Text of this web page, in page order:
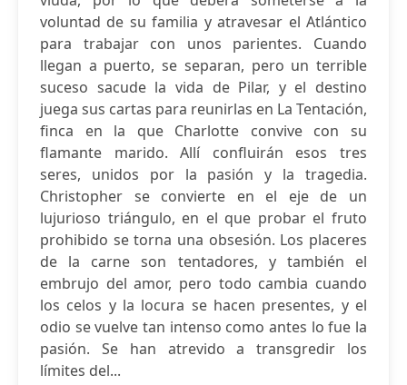
voluntad de su familia y atravesar el Atlántico
para trabajar con unos parientes. Cuando
llegan a puerto, se separan, pero un terrible
suceso sacude la vida de Pilar, y el destino
juega sus cartas para reunirlas en La Tentación,
finca en la que Charlotte convive con su
flamante marido. Allí confluirán esos tres
seres, unidos por la pasión y la tragedia.
Christopher se convierte en el eje de un
lujurioso triángulo, en el que probar el fruto
prohibido se torna una obsesión. Los placeres
de la carne son tentadores, y también el
embrujo del amor, pero todo cambia cuando
los celos y la locura se hacen presentes, y el
odio se vuelve tan intenso como antes lo fue la
pasión. Se han atrevido a transgredir los
límites del...